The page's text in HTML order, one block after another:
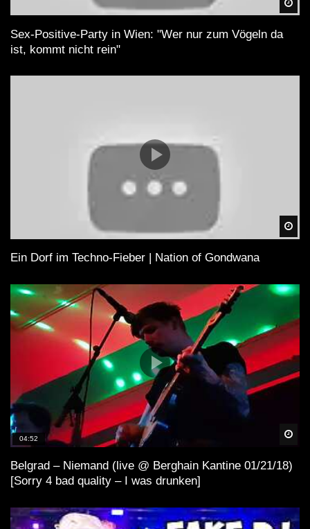
Sex-Positive-Party in Wien: "Wer nur zum Vögeln da
ist, kommt nicht rein"
Ein Dorf im Techno-Fieber | Nation of Gondwana
04:52
Belgrad – Niemand (live @ Berghain Kantine 01/21/18)
[Sorry 4 bad quality – I was drunken]